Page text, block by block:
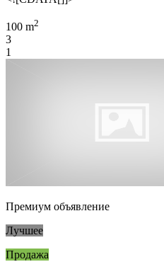
100 m2
3
1
Премиум объявление
Лучшее
Продажа